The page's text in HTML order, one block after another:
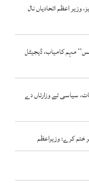
دی تجویز، وزیر اعظم اتحادیاں نال
مہم کامیاب، ڈیجیٹل
سیاسی تے وزارتاں دے
ختم کرے: وزیراعظم